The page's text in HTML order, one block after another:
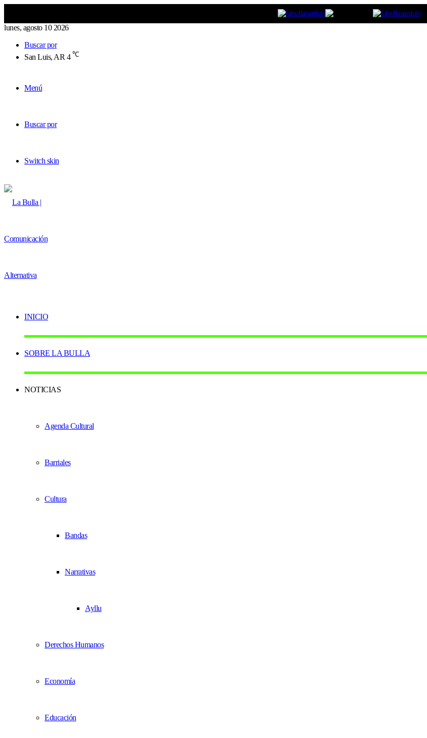
lunes, agosto 10 2026
Buscar por
San Luis, AR 4 ℃
Menú
Buscar por
Switch skin
INICIO
SOBRE LA BULLA
NOTICIAS
Agenda Cultural
Barriales
Cultura
Bandas
Narrativas
Ayllu
Derechos Humanos
Economía
Educación